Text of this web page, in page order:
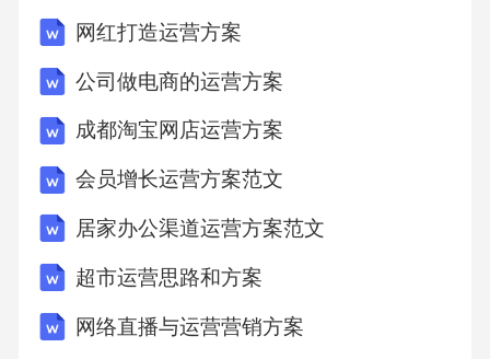
网红打造运营方案
公司做电商的运营方案
成都淘宝网店运营方案
会员增长运营方案范文
居家办公渠道运营方案范文
超市运营思路和方案
网络直播与运营营销方案